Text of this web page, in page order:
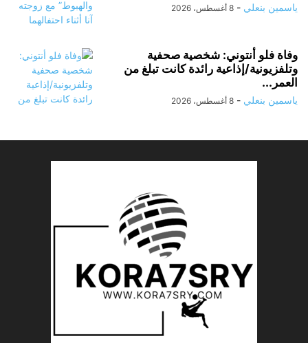
ياسمين بنعلي - 8 أغسطس، 2026
وفاة فلو أنتوني: شخصية صحفية
وتلفزيونية/إذاعية رائدة كانت تبلغ من
العمر...
ياسمين بنعلي - 8 أغسطس، 2026